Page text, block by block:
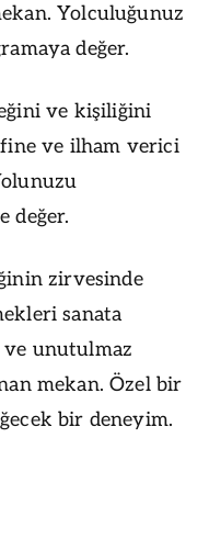
Yolculuğunuz
değer.
ve kişiliğini
ve ilham verici
değer.
zirvesinde
sanata
unutulmaz
mekan. Özel bir
bir deneyim.